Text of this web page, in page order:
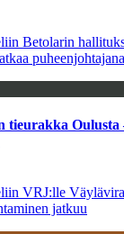
Betolarin
puheenjohtajana
tieurakka Oulusta
VRJ:lle
jatkuu